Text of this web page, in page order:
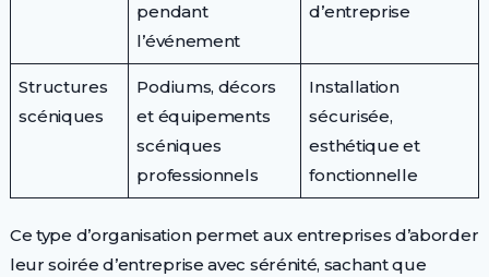
pendant
l’événement
d’entreprise
Structures
scéniques
Podiums, décors
et équipements
scéniques
professionnels
Installation
sécurisée,
esthétique et
fonctionnelle
Ce type d’organisation permet aux entreprises d’aborder
leur soirée d’entreprise avec sérénité, sachant que